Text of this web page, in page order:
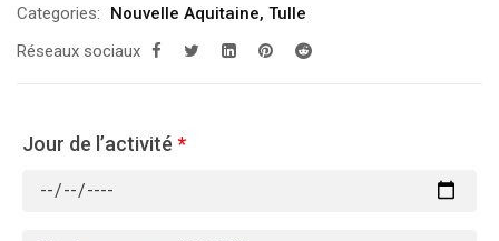
Categories: Nouvelle Aquitaine, Tulle
Réseaux sociaux
Jour de l’activité *